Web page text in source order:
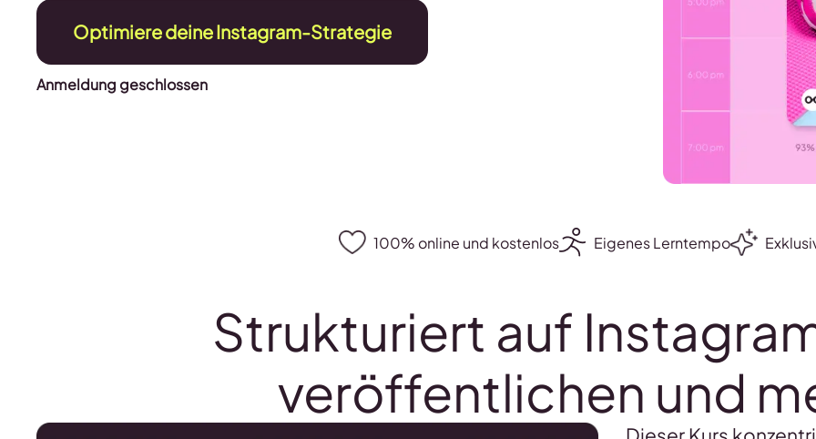
Optimiere deine Instagram-Strategie
Anmeldung geschlossen
100% online und kostenlos Eigenes Lerntempo
Strukturiert auf
veröffentlichen und